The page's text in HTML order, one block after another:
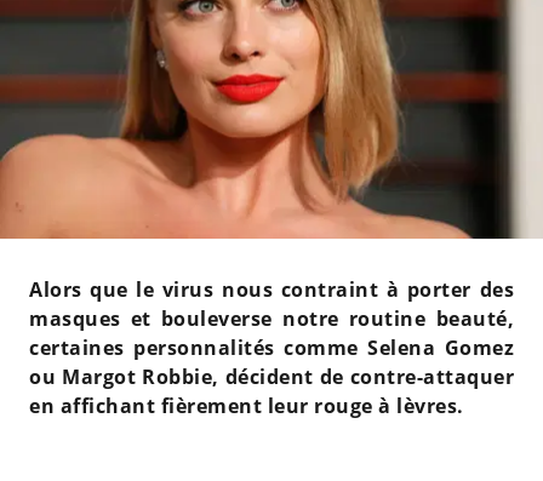
Alors que le virus nous contraint à porter des
masques et bouleverse notre routine beauté,
certaines personnalités comme Selena Gomez
ou Margot Robbie, décident de contre-attaquer
en affichant fièrement leur rouge à lèvres.